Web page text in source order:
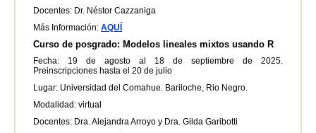
Docentes: Dr. Néstor Cazzaniga
Más Información: AQUÍ
Curso de posgrado: Modelos lineales mixtos usando R
Fecha: 19 de agosto al 18 de septiembre de 2025.
Preinscripciones hasta el 20 de julio
Lugar: Universidad del Comahue. Bariloche, Rio Negro.
Modalidad: virtual
Docentes: Dra. Alejandra Arroyo y Dra. Gilda Garibotti